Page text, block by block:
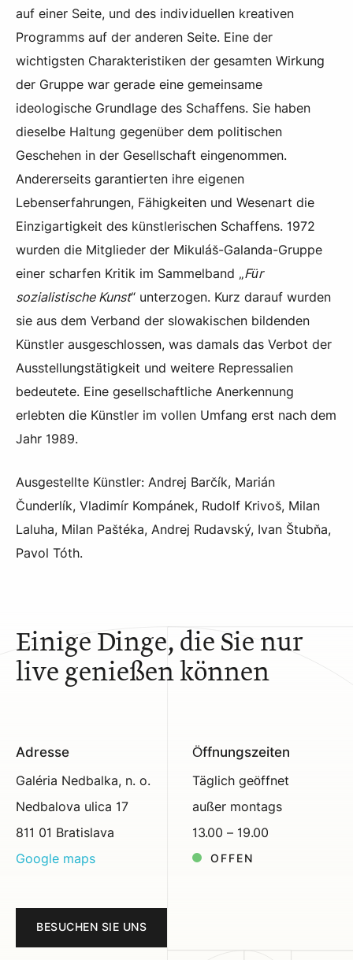
auf einer Seite, und des individuellen kreativen
Programms auf der anderen Seite. Eine der
wichtigsten Charakteristiken der gesamten Wirkung
der Gruppe war gerade eine gemeinsame
ideologische Grundlage des Schaffens. Sie haben
dieselbe Haltung gegenüber dem politischen
Geschehen in der Gesellschaft eingenommen.
Andererseits garantierten ihre eigenen
Lebenserfahrungen, Fähigkeiten und Wesenart die
Einzigartigkeit des künstlerischen Schaffens. 1972
wurden die Mitglieder der Mikuláš-Galanda-Gruppe
einer scharfen Kritik im Sammelband „Für
sozialistische Kunst“ unterzogen. Kurz darauf wurden
sie aus dem Verband der slowakischen bildenden
Künstler ausgeschlossen, was damals das Verbot der
Ausstellungstätigkeit und weitere Repressalien
bedeutete. Eine gesellschaftliche Anerkennung
erlebten die Künstler im vollen Umfang erst nach dem
Jahr 1989.
Ausgestellte Künstler: Andrej Barčík, Marián
Čunderlík, Vladimír Kompánek, Rudolf Krivoš, Milan
Laluha, Milan Paštéka, Andrej Rudavský, Ivan Štubňa,
Pavol Tóth.
Einige Dinge, die Sie nur
live genießen können
Adresse
Galéria Nedbalka, n. o.
Nedbalova ulica 17
811 01 Bratislava
Google maps
Öffnungszeiten
Täglich geöffnet
außer montags
13.00 – 19.00
OFFEN
BESUCHEN SIE UNS